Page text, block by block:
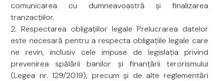
comunicarea cu dumneavoastră și finalizarea
tranzacțiilor.
2. Respectarea obligațiilor legale Prelucrarea datelor
este necesară pentru a respecta obligațiile legale care
ne revin, inclusiv cele impuse de legislația privind
prevenirea spălării banilor și finanțării terorismului
(Legea nr. 129/2019), precum și de alte reglementări